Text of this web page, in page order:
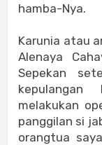
hamba-Nya.
Karunia atau
Alenaya
Sepekan
melakukan
panggilan si
orangtua